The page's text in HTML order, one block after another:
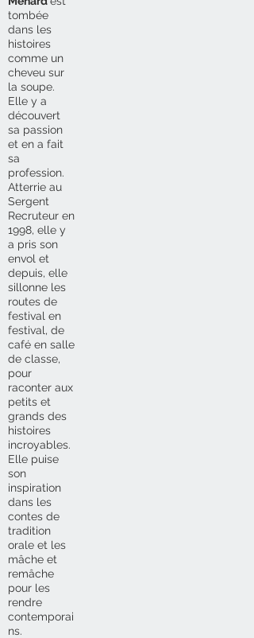
tombée
dans les
histoires
comme un
cheveu sur
la soupe.
Elle y a
découvert
sa passion
et en a fait
sa
profession.
Atterrie au
Sergent
Recruteur en
1998, elle y
a pris son
envol et
depuis, elle
sillonne les
routes de
festival en
festival, de
café en salle
de classe,
pour
raconter aux
petits et
grands des
histoires
incroyables.
Elle puise
son
inspiration
dans les
contes de
tradition
orale et les
mâche et
remâche
pour les
rendre
contemporai
ns.